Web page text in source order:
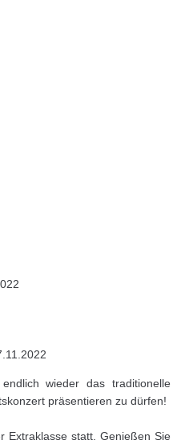
wieder das traditionelle
präsentieren zu dürfen!
Extraklasse statt. Genießen Sie